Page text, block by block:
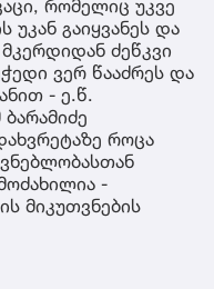
რომელიც უკვე
გაიყვანეს და
ძეწკვი
ვერ წააძრეს და
- ე.წ.
როცა
-
მიკუთვნების